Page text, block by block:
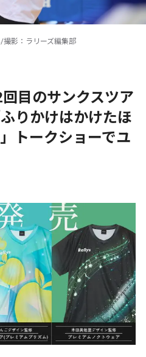
撮影：ラリーズ編集部
目のサンクスツア
りかけはかけたほ
トークショーでユ